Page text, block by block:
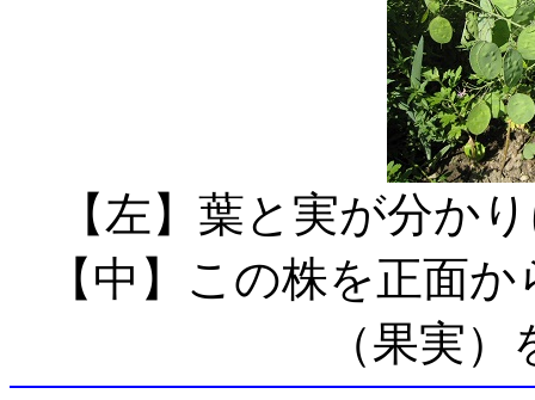
【左】葉と実が
【中】この株を
（果実